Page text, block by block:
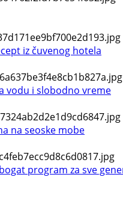
iz čuvenog hotela
vodu i slobodno vreme
na seoske mobe
program za sve